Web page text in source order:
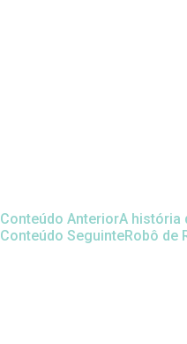
Conteúdo AnteriorA história
Conteúdo SeguinteRobô de